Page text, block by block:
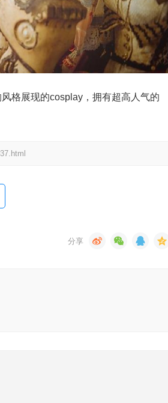
格展现的cosplay，拥有超高人气的